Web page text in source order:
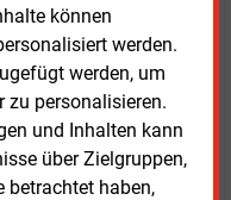
können
werden.
werden, um
zu personalisieren.
und Inhalten kann
über Zielgruppen,
betrachtet haben,
Nachrichten mit
E&M